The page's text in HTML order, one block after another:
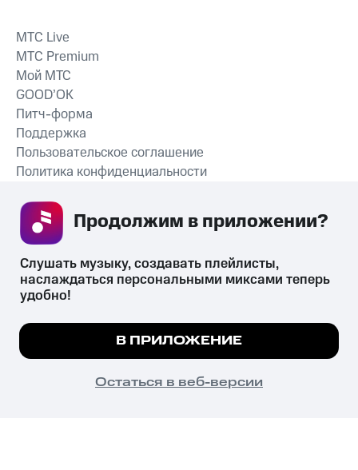
СКАЧАТЬ ПРИЛОЖЕНИЕ
MTС Live
MTС Premium
Мой МТС
GOOD’OK
Питч-форма
Поддержка
Пользовательское соглашение
Политика конфиденциальности
психотропных веществ, их аналогов причиняет вред здоровью,
их незаконный оборот запрещён и влечёт установленную
законодательством ответственность.
© 2026 ООО «КИОН».
Все права защищены
Мы используем куки, чтобы на сайте все
Подробнее
ПОНЯТНО
Слушать музыку, создавать плейлисты,
наслаждаться персональными миксами теперь
удобно!
В ПРИЛОЖЕНИЕ
Остаться в веб-версии